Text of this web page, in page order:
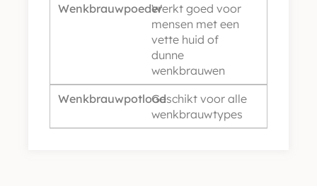
WenkbrauwpoederWerkt goed voor
mensen met een
vette huid of
dunne
wenkbrauwen
WenkbrauwpotloodGeschikt voor alle
wenkbrauwtypes